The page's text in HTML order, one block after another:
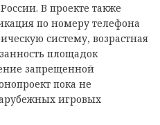
В проекте также
по номеру телефона
систему, возрастная
площадок
запрещенной
пока не
игровых